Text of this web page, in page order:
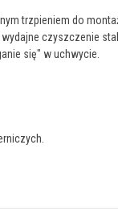
trzpieniem do
czyszczenie
się" w uchwycie.